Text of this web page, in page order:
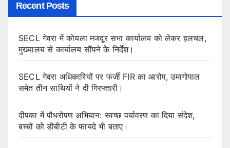
Recent Posts
SECL गेवरा में कोयला मजदूर सभा कार्यालय को लेकर हलचल,
मुख्यालय से कार्यालय सौंपने के निर्देश।
SECL गेवरा अधिकारियों पर फर्जी FIR का आरोप, उमागोपाल
समेत तीन साथियों ने दी गिरफ्तारी।
दीपका में पौधरोपण अभियान: स्वच्छ पर्यावरण का दिया संदेश,
बच्चों को डीबीटी के फायदे भी बताए।